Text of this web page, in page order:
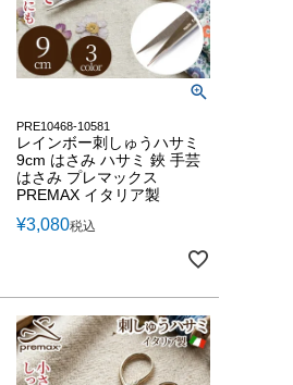
PRE10468-10581
レインボー刺しゅうハサミ
9cm はさみ ハサミ 鋏 手芸
はさみ プレマックス
PREMAX イタリア製
¥3,080税込